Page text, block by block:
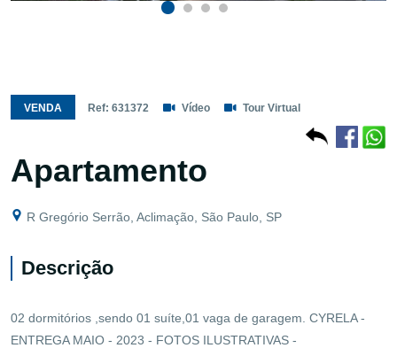
VENDA Ref: 631372 Vídeo Tour Virtual
Apartamento
R Gregório Serrão, Aclimação, São Paulo, SP
Descrição
02 dormitórios ,sendo 01 suíte,01 vaga de garagem. CYRELA -
ENTREGA MAIO - 2023 - FOTOS ILUSTRATIVAS -